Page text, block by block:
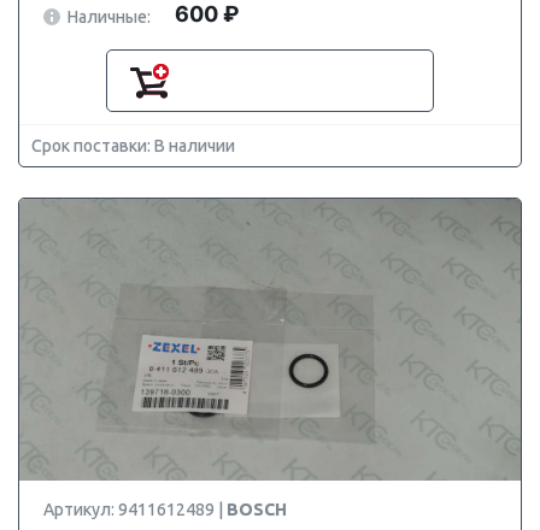
Наличные:
600 ₽
Срок поставки: В наличии
Артикул: 9411612489 | BOSCH